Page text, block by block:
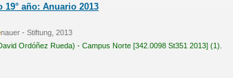
19° año: Anuario 2013
nauer - Stiftung, 2013
Ordóñez Rueda) - Campus Norte [342.0098 St351 2013] (1).